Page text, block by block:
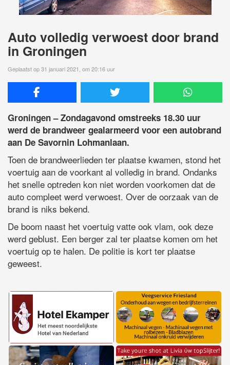
Auto volledig verwoest door brand
in Groningen
Geplaatst op 31 januari 2021, om 20:16 uur
Groningen – Zondagavond omstreeks 18.30 uur
werd de brandweer gealarmeerd voor een autobrand
aan De Savornin Lohmanlaan.
Toen de brandweerlieden ter plaatse kwamen, stond het
voertuig aan de voorkant al volledig in brand. Ondanks
het snelle optreden kon niet worden voorkomen dat de
auto compleet werd verwoest. Over de oorzaak van de
brand is niks bekend.
De boom naast het voertuig vatte ook vlam, ook deze
werd geblust. Een berger zal ter plaatse komen om het
voertuig op te halen. De politie is kort ter plaatse
geweest.